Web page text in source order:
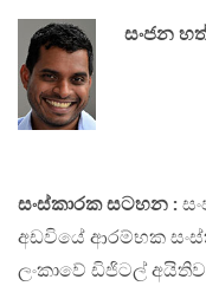
සංජන
සංස්කාරක සටහන :
අඩවියේ ආරම්භක
ලංකාවේ ඩිජිටල්